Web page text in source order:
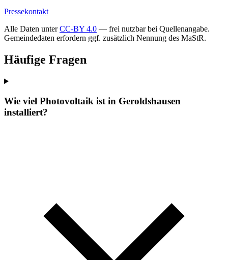
Pressekontakt
Alle Daten unterCC-BY 4.0 — frei nutzbar bei Quellenangabe.
Gemeindedaten erfordern ggf. zusätzlich Nennung des MaStR.
Häufige Fragen
Wie viel Photovoltaik ist in Geroldshausen
installiert?